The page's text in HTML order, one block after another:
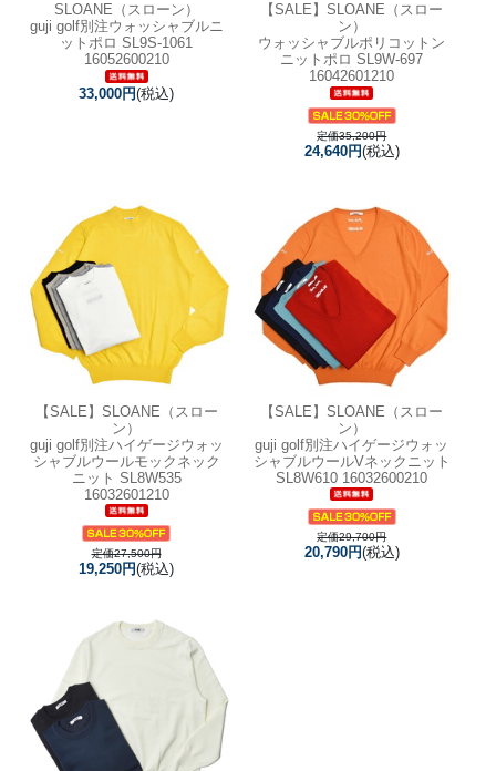
SLOANE（スローン）
guji golf別注ウォッシャブルニ
ットポロ SL9S-1061
16052600210
33,000円(税込)
【SALE】SLOANE（スロー
ン）
ウォッシャブルポリコットン
ニットポロ SL9W-697
16042601210
定価35,200円
24,640円(税込)
【SALE】 SLOANE（スロー
ン）
guji golf別注ハイゲージウォッ
シャブルウールモックネック
ニット SL8W535
16032601210
定価27,500円
19,250円(税込)
【SALE】SLOANE（スロー
ン）
guji golf別注ハイゲージウォッ
シャブルウールVネックニット
SL8W610 16032600210
定価29,700円
20,790円(税込)